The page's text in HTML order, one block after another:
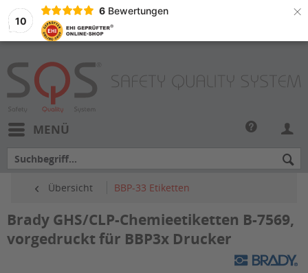
10
6 Bewertungen ×
MENÜ
Übersicht BBP-33 Etiketten
Brady GHS/CLP-Chemieetiketten B-7569,
vorgedruckt für BBP3x Drucker